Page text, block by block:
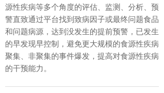
源性疾病等多个角度的评估、监测、分析、预
警直致通过平台找到致病因子或最终问题食品
和问题病源，达到没发生的提前预警，已发生
的早发现早控制，避免更大规模的食源性疾病
聚集、非聚集的事件爆发，提高对食源性疾病
的干预能力。